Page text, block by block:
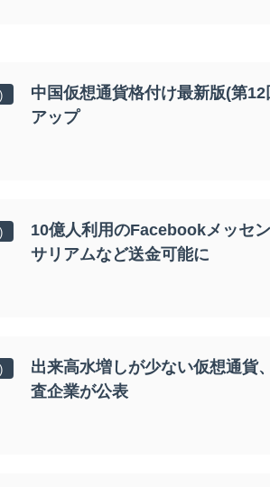
中国仮想通貨格付け最新版(第
アップ
10億人利用のFacebookメッセ
サリアムなど送金可能に
出来高水増しが少ない仮想通貨
査企業が公表